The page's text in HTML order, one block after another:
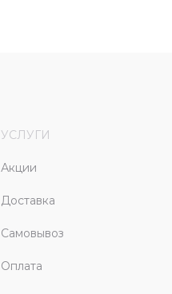
УСЛУГИ
Акции
Доставка
Самовывоз
Оплата